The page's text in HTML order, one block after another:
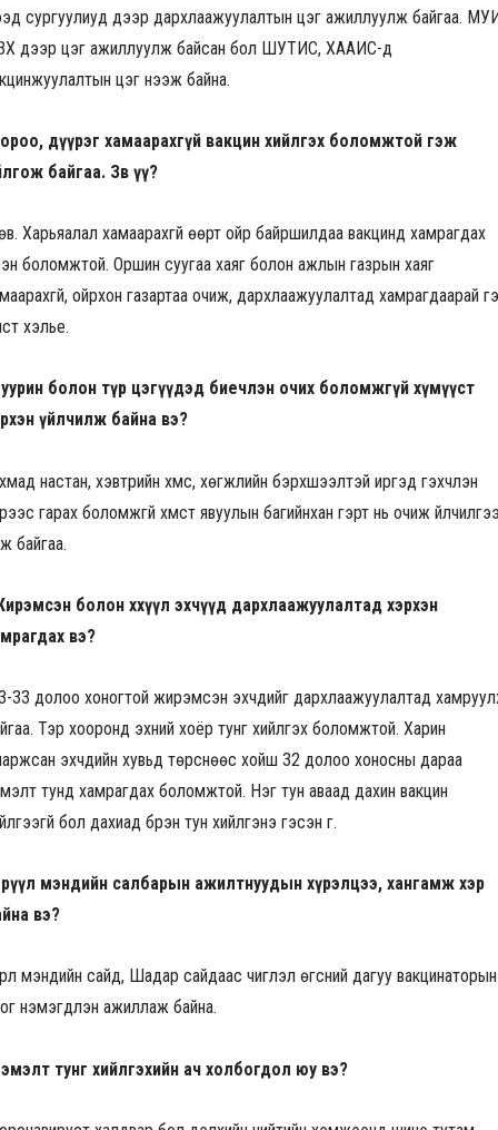
сургуулиуд дээр дархлаажуулалтын цэг ажиллуулж байгаа.
дээр цэг ажиллуулж байсан бол ШУТИС, ХААИС-д
цэг нээж байна.
дүүрэг хамаарахгүй вакцин хийлгэх боломжтой гэж
байгаа. Зөв үү?
Харьяалал хамаарахгүй өөрт ойр байршилдаа вакцинд хамрагдах
боломжтой. Оршин суугаа хаяг болон ажлын газрын хаяг
ойрхон газартаа очиж, дархлаажуулалтад хамрагдаарай
хэлье.
болон түр цэгүүдэд биечлэн очих боломжгүй хүмүүст
үйлчилж байна вэ?
настан, хэвтрийн хүмүүс, хөгжлийн бэрхшээлтэй иргэд гэхчлэн
гарах боломжгүй хүмүүст явуулын багийнхан гэрт нь очиж
байгаа.
болон хөхүүл эхчүүд дархлаажуулалтад хэрхэн
вэ?
33 долоо хоногтой жирэмсэн эхчүүдийг дархлаажуулалтад
Тэр хооронд эхний хоёр тунг хийлгэх боломжтой. Харин
эхчүүдийн хувьд төрснөөс хойш 32 долоо хоносны дараа
тунд хамрагдах боломжтой. Нэг тун аваад дахин вакцин
бол дахиад бүрэн тун хийлгэнэ гэсэн үг.
мэндийн салбарын ажилтнуудын хүрэлцээ, хангамж хэр
вэ?
мэндийн сайд, Шадар сайдаас чиглэл өгсний дагуу вакцинаторын
нэмэгдүүлэн ажиллаж байна.
тунг хийлгэхийн ач холбогдол юу вэ?